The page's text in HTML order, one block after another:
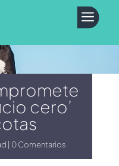
a
cero’
0 Comentarios